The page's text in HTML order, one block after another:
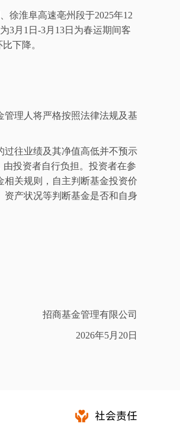
徐淮阜高速亳州段于2025年12
3月 1 日 -3月 13日为春运期间客
下降。
理人将严格按照法律法规及基
过往业绩及其净值高低并不预示
投资者自行负担。投资者在参
相关规则，自主判断基金投资价
产状况等判断基金是否和自身
招商基金管理有限公司
2026年5月 20日
社会责任